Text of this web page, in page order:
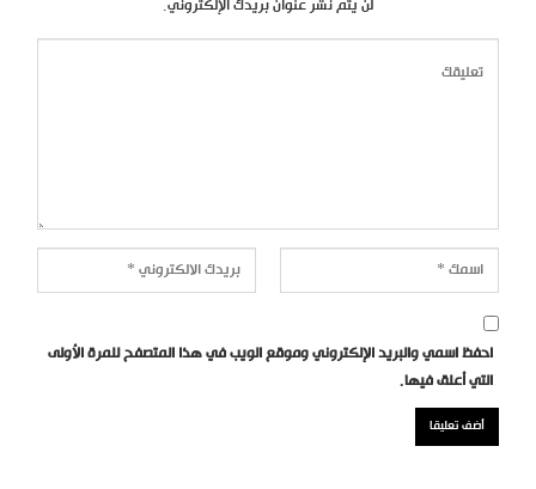
لن يتم نشر عنوان بريدك الإلكتروني.
احفظ اسمي والبريد الإلكتروني وموقع الويب في هذا المتصفح للمرة الأولى
التي أعلق فيها.